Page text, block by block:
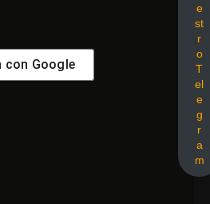
con Google
e
st
r
o
T
el
e
g
r
a
m